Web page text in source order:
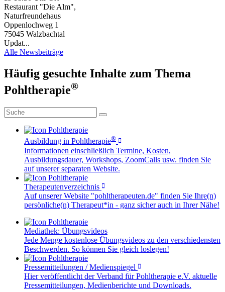
Restaurant "Die Alm",
Naturfreundehaus
Oppenlochweg 1
75045 Walzbachtal
Updat...
Alle Newsbeiträge
Häufig gesuchte Inhalte zum Thema
Pohltherapie®
Ausbildung in Pohltherapie®
Informationen einschließlich Termine, Kosten,
Ausbildungsdauer, Workshops, ZoomCalls usw. finden Sie
auf unserer separaten Website.
Therapeutenverzeichnis
Auf unserer Website "pohltherapeuten.de" finden Sie Ihre(n)
persönliche(n) Therapeut*in - ganz sicher auch in Ihrer Nähe!
Mediathek: Übungsvideos
Jede Menge kostenlose Übungsvideos zu den verschiedensten
Beschwerden. So können Sie gleich loslegen!
Pressemitteilungen / Medienspiegel
Hier veröffentlicht der Verband für Pohltherapie e.V. aktuelle
Pressemitteilungen, Medienberichte und Downloads.